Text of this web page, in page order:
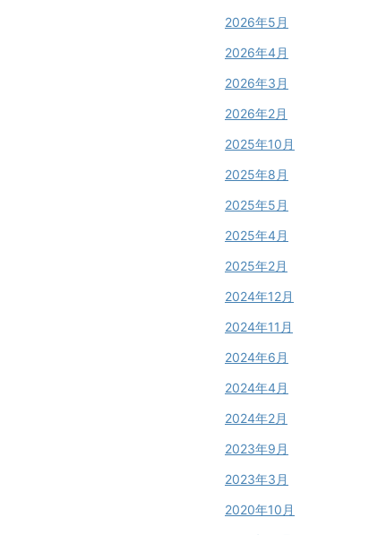
2026年5月
2026年4月
2026年3月
2026年2月
2025年10月
2025年8月
2025年5月
2025年4月
2025年2月
2024年12月
2024年11月
2024年6月
2024年4月
2024年2月
2023年9月
2023年3月
2020年10月